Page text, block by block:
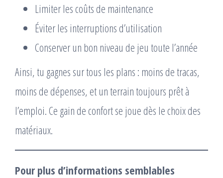
Limiter les coûts de maintenance
Éviter les interruptions d’utilisation
Conserver un bon niveau de jeu toute l’année
Ainsi, tu gagnes sur tous les plans : moins de tracas,
moins de dépenses, et un terrain toujours prêt à
l’emploi. Ce gain de confort se joue dès le choix des
matériaux.
Pour plus d’informations semblables